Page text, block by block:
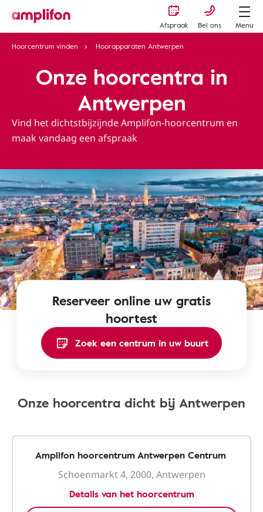
Afspraak Bel ons
Menu
Hoorcentrum vinden
Hoorapparaten Antwerpen
Onze hoorcentra in
Antwerpen
Vind het dichtstbijzijnde Amplifon-hoorcentrum en
maak vandaag een afspraak
Reserveer online uw gratis
hoortest
Zoek een centrum in uw buurt
Onze hoorcentra dicht bij Antwerpen
Amplifon hoorcentrum Antwerpen Centrum
Schoenmarkt 4, 2000, Antwerpen
Details van het hoorcentrum